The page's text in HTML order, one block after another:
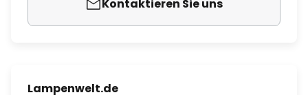
Kontaktieren Sie uns
Lampenwelt.de